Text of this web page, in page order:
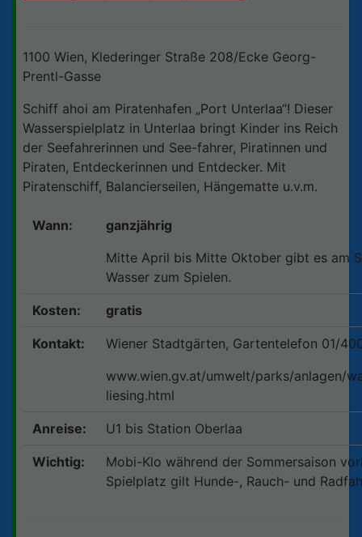
1100 Wien, Klederinger Straße 208/Ecke Georg-
Prentl-Gasse
Schiff ahoi am Piratenhafen „Port Unterlaa“! Dieser
Wasserspielplatz in Unterlaa bringt Kinder ins Reich
der Seefahrerinnen und See-fahrer, Piratinnen und
Piraten, Entdeckerinnen und Entdecker. Mit
Piratenschiff, Balancierseilen, Hängematte u.v.m.
Wann:
ganzjährig
Mitte April bis Mitte Oktober gibt es am
Wasser zum Spielen.
Kosten: gratis
Kontakt:
Wiener Stadtgärten, Gartentelefon 01/
www.wien.gv.at/umwelt/parks/anlagen/
liesing.html
Anreise: U1 bis Station Oberlaa
Wichtig:
Mobi-Klo während der Sommersaison
Spielplatz gilt Hunde-, Rauch- und